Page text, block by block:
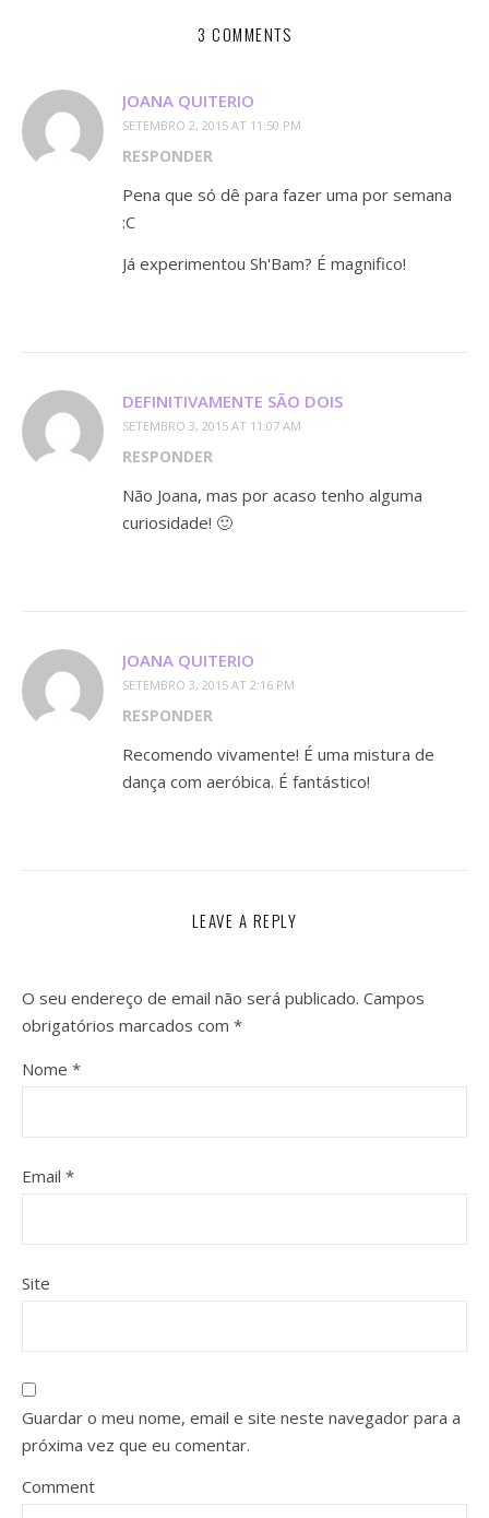
3 COMMENTS
JOANA QUITERIO
SETEMBRO 2, 2015 AT 11:50 PM
RESPONDER
Pena que só dê para fazer uma por semana
:C
Já experimentou Sh'Bam? É magnifico!
DEFINITIVAMENTE SÃO DOIS
SETEMBRO 3, 2015 AT 11:07 AM
RESPONDER
Não Joana, mas por acaso tenho alguma
curiosidade! 🙂
JOANA QUITERIO
SETEMBRO 3, 2015 AT 2:16 PM
RESPONDER
Recomendo vivamente! É uma mistura de
dança com aeróbica. É fantástico!
LEAVE A REPLY
O seu endereço de email não será publicado. Campos
obrigatórios marcados com *
Nome *
Email *
Site
Guardar o meu nome, email e site neste navegador para a
próxima vez que eu comentar.
Comment